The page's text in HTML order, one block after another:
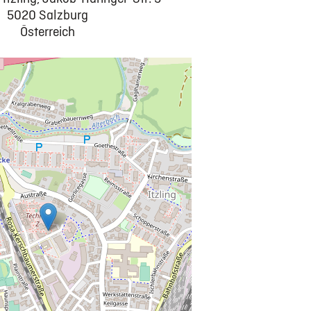
5020 Salzburg
Österreich